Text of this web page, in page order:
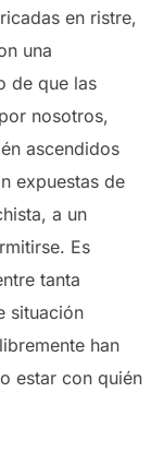
en ristre,
una
de que las
nosotros,
ascendidos
expuestas de
a un
Es
tanta
situación
han
estar con quién